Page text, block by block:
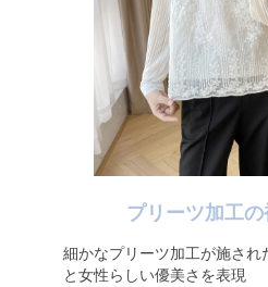
プリーツ加工
細かなプリーツ加工が施され
と女性らしい優美さを表現